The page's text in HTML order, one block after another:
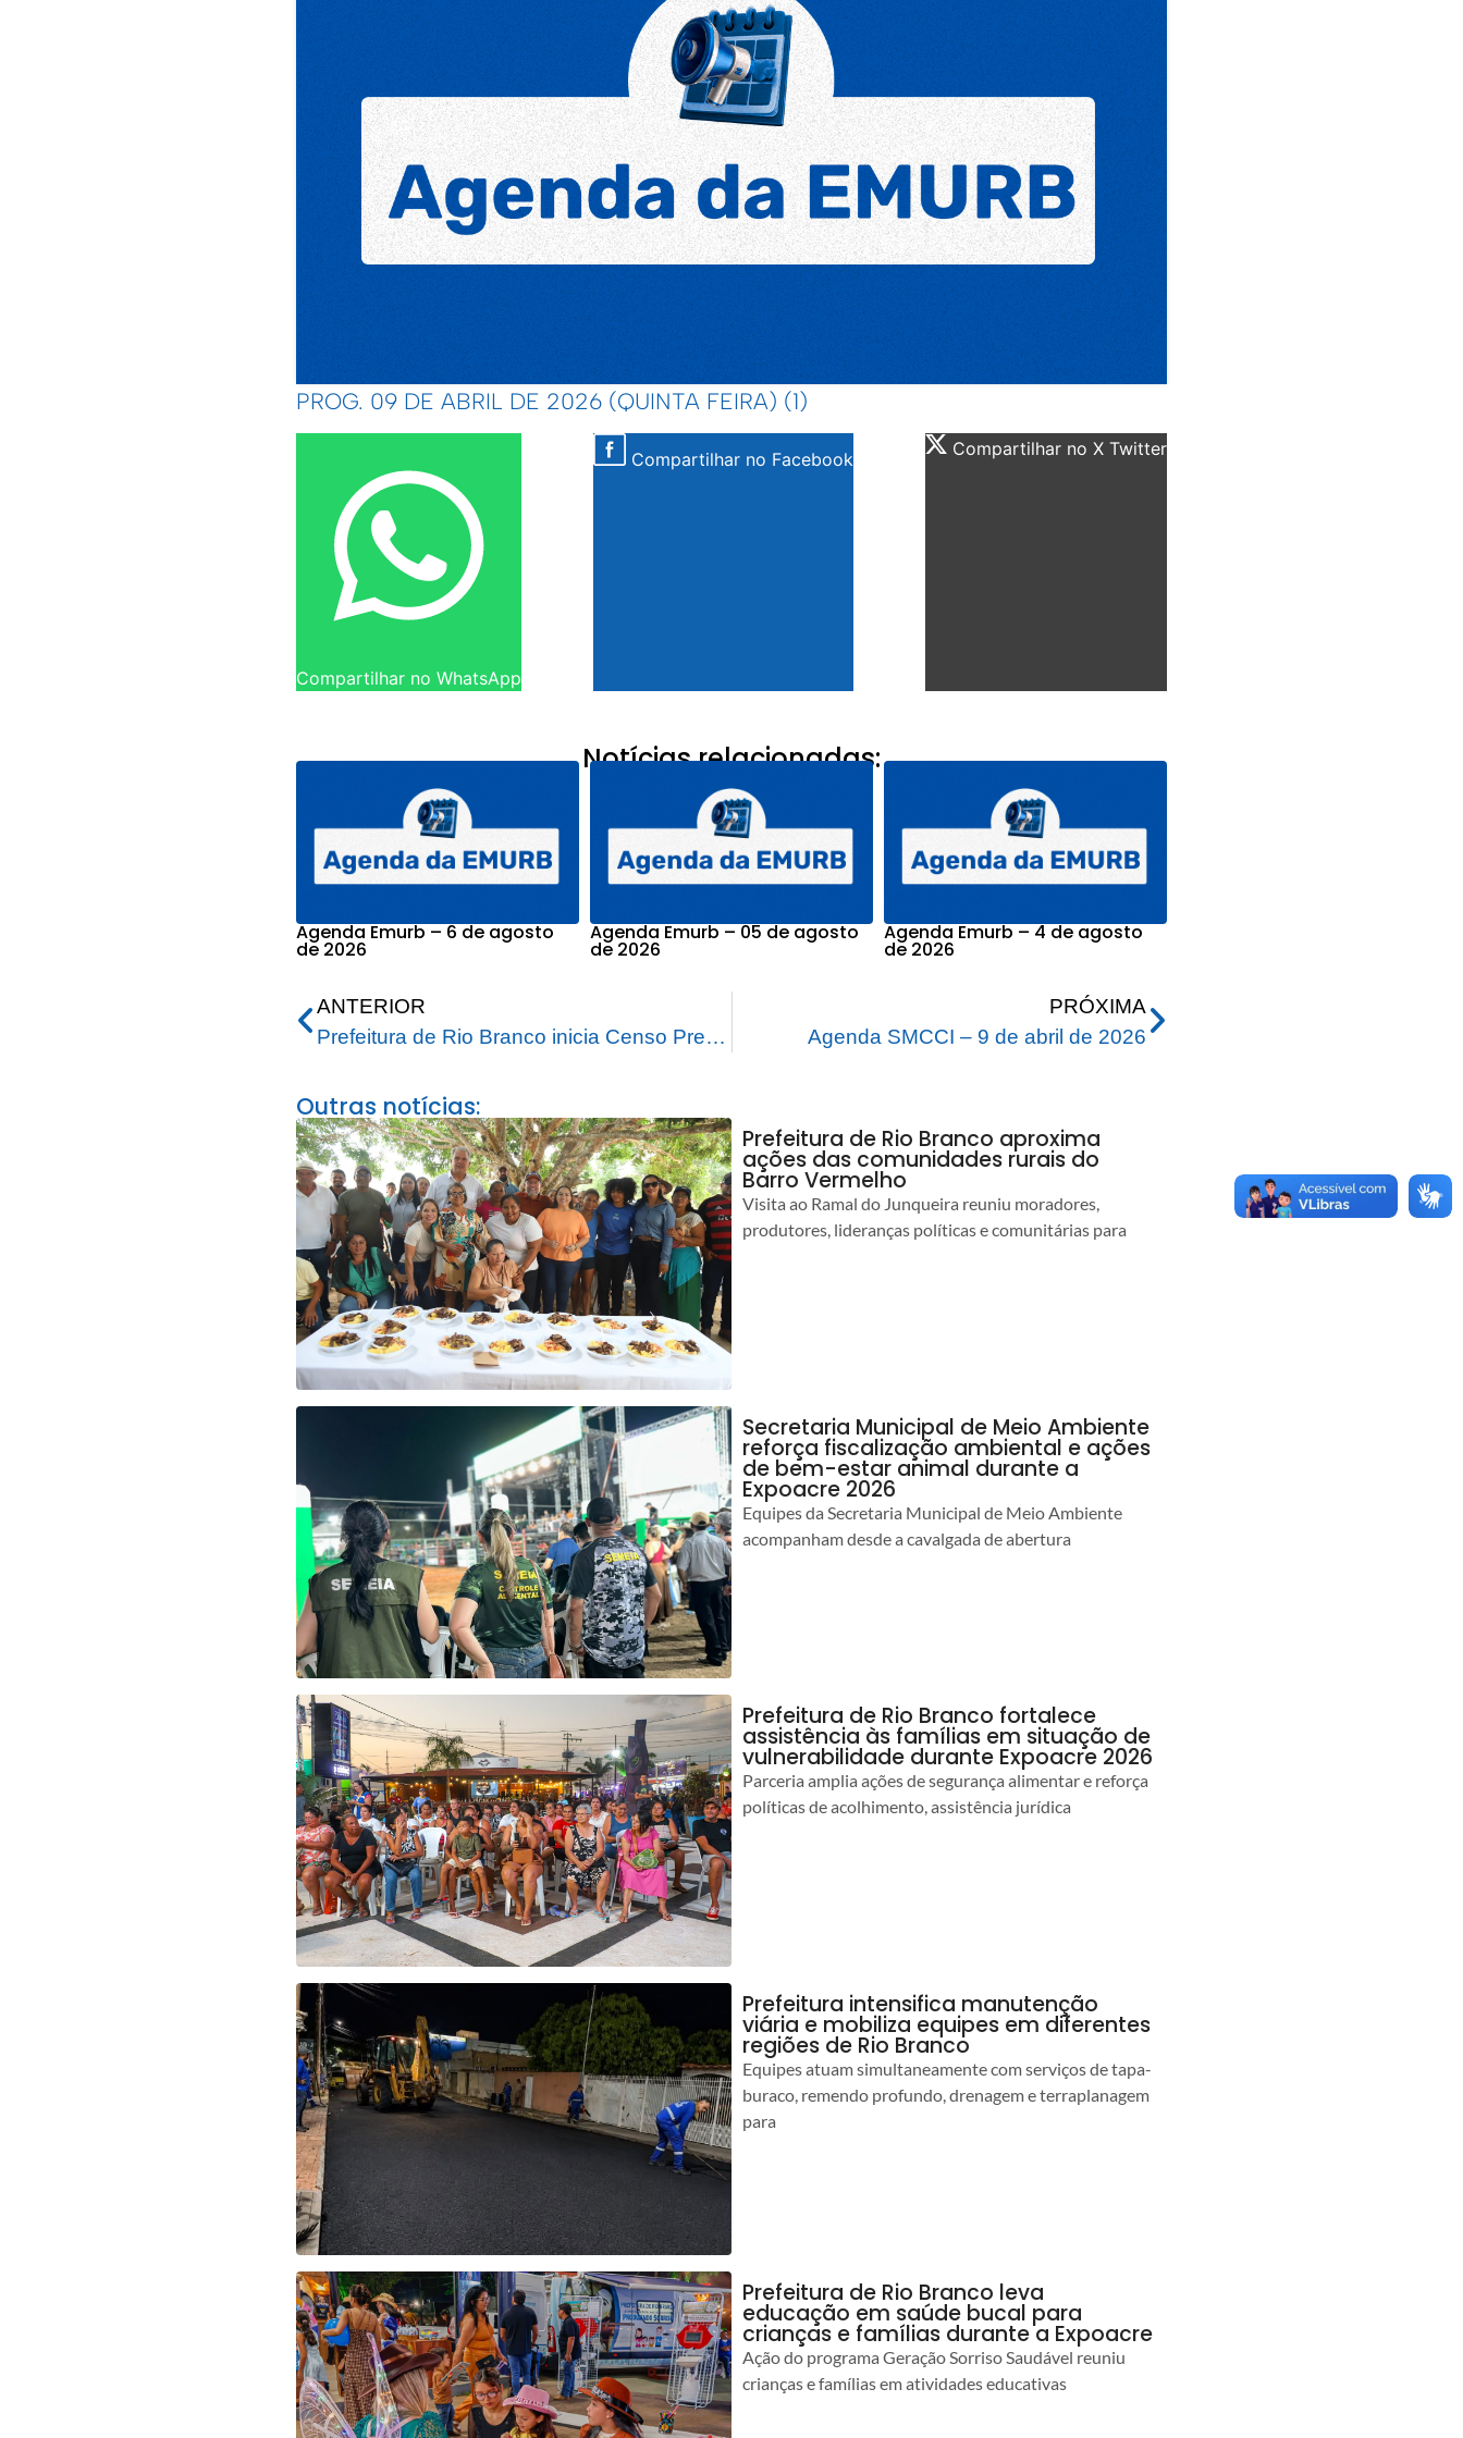
PROG. 09 DE ABRIL DE 2026 (QUINTA FEIRA) (1)
Compartilhar no WhatsApp
Compartilhar no Facebook Compartilhar no X Twitter
Notícias relacionadas:
Agenda Emurb – 6 de agosto
de 2026
Agenda Emurb – 05 de agosto
de 2026
Agenda Emurb – 4 de agosto
de 2026
ANTERIOR
Prefeitura de Rio Branco inicia Censo Previdenciário 2026 para servidores e beneficiários
PRÓXIMA
Agenda SMCCI – 9 de abril de 2026
Outras notícias:
Prefeitura de Rio Branco aproxima
ações das comunidades rurais do
Barro Vermelho
Visita ao Ramal do Junqueira reuniu moradores,
produtores, lideranças políticas e comunitárias para
Secretaria Municipal de Meio Ambiente
reforça fiscalização ambiental e ações
de bem-estar animal durante a
Expoacre 2026
Equipes da Secretaria Municipal de Meio Ambiente
acompanham desde a cavalgada de abertura
Prefeitura de Rio Branco fortalece
assistência às famílias em situação de
vulnerabilidade durante Expoacre 2026
Parceria amplia ações de segurança alimentar e reforça
políticas de acolhimento, assistência jurídica
Prefeitura intensifica manutenção
viária e mobiliza equipes em diferentes
regiões de Rio Branco
Equipes atuam simultaneamente com serviços de tapa-
buraco, remendo profundo, drenagem e terraplanagem
para
Prefeitura de Rio Branco leva
educação em saúde bucal para
crianças e famílias durante a Expoacre
Ação do programa Geração Sorriso Saudável reuniu
crianças e famílias em atividades educativas